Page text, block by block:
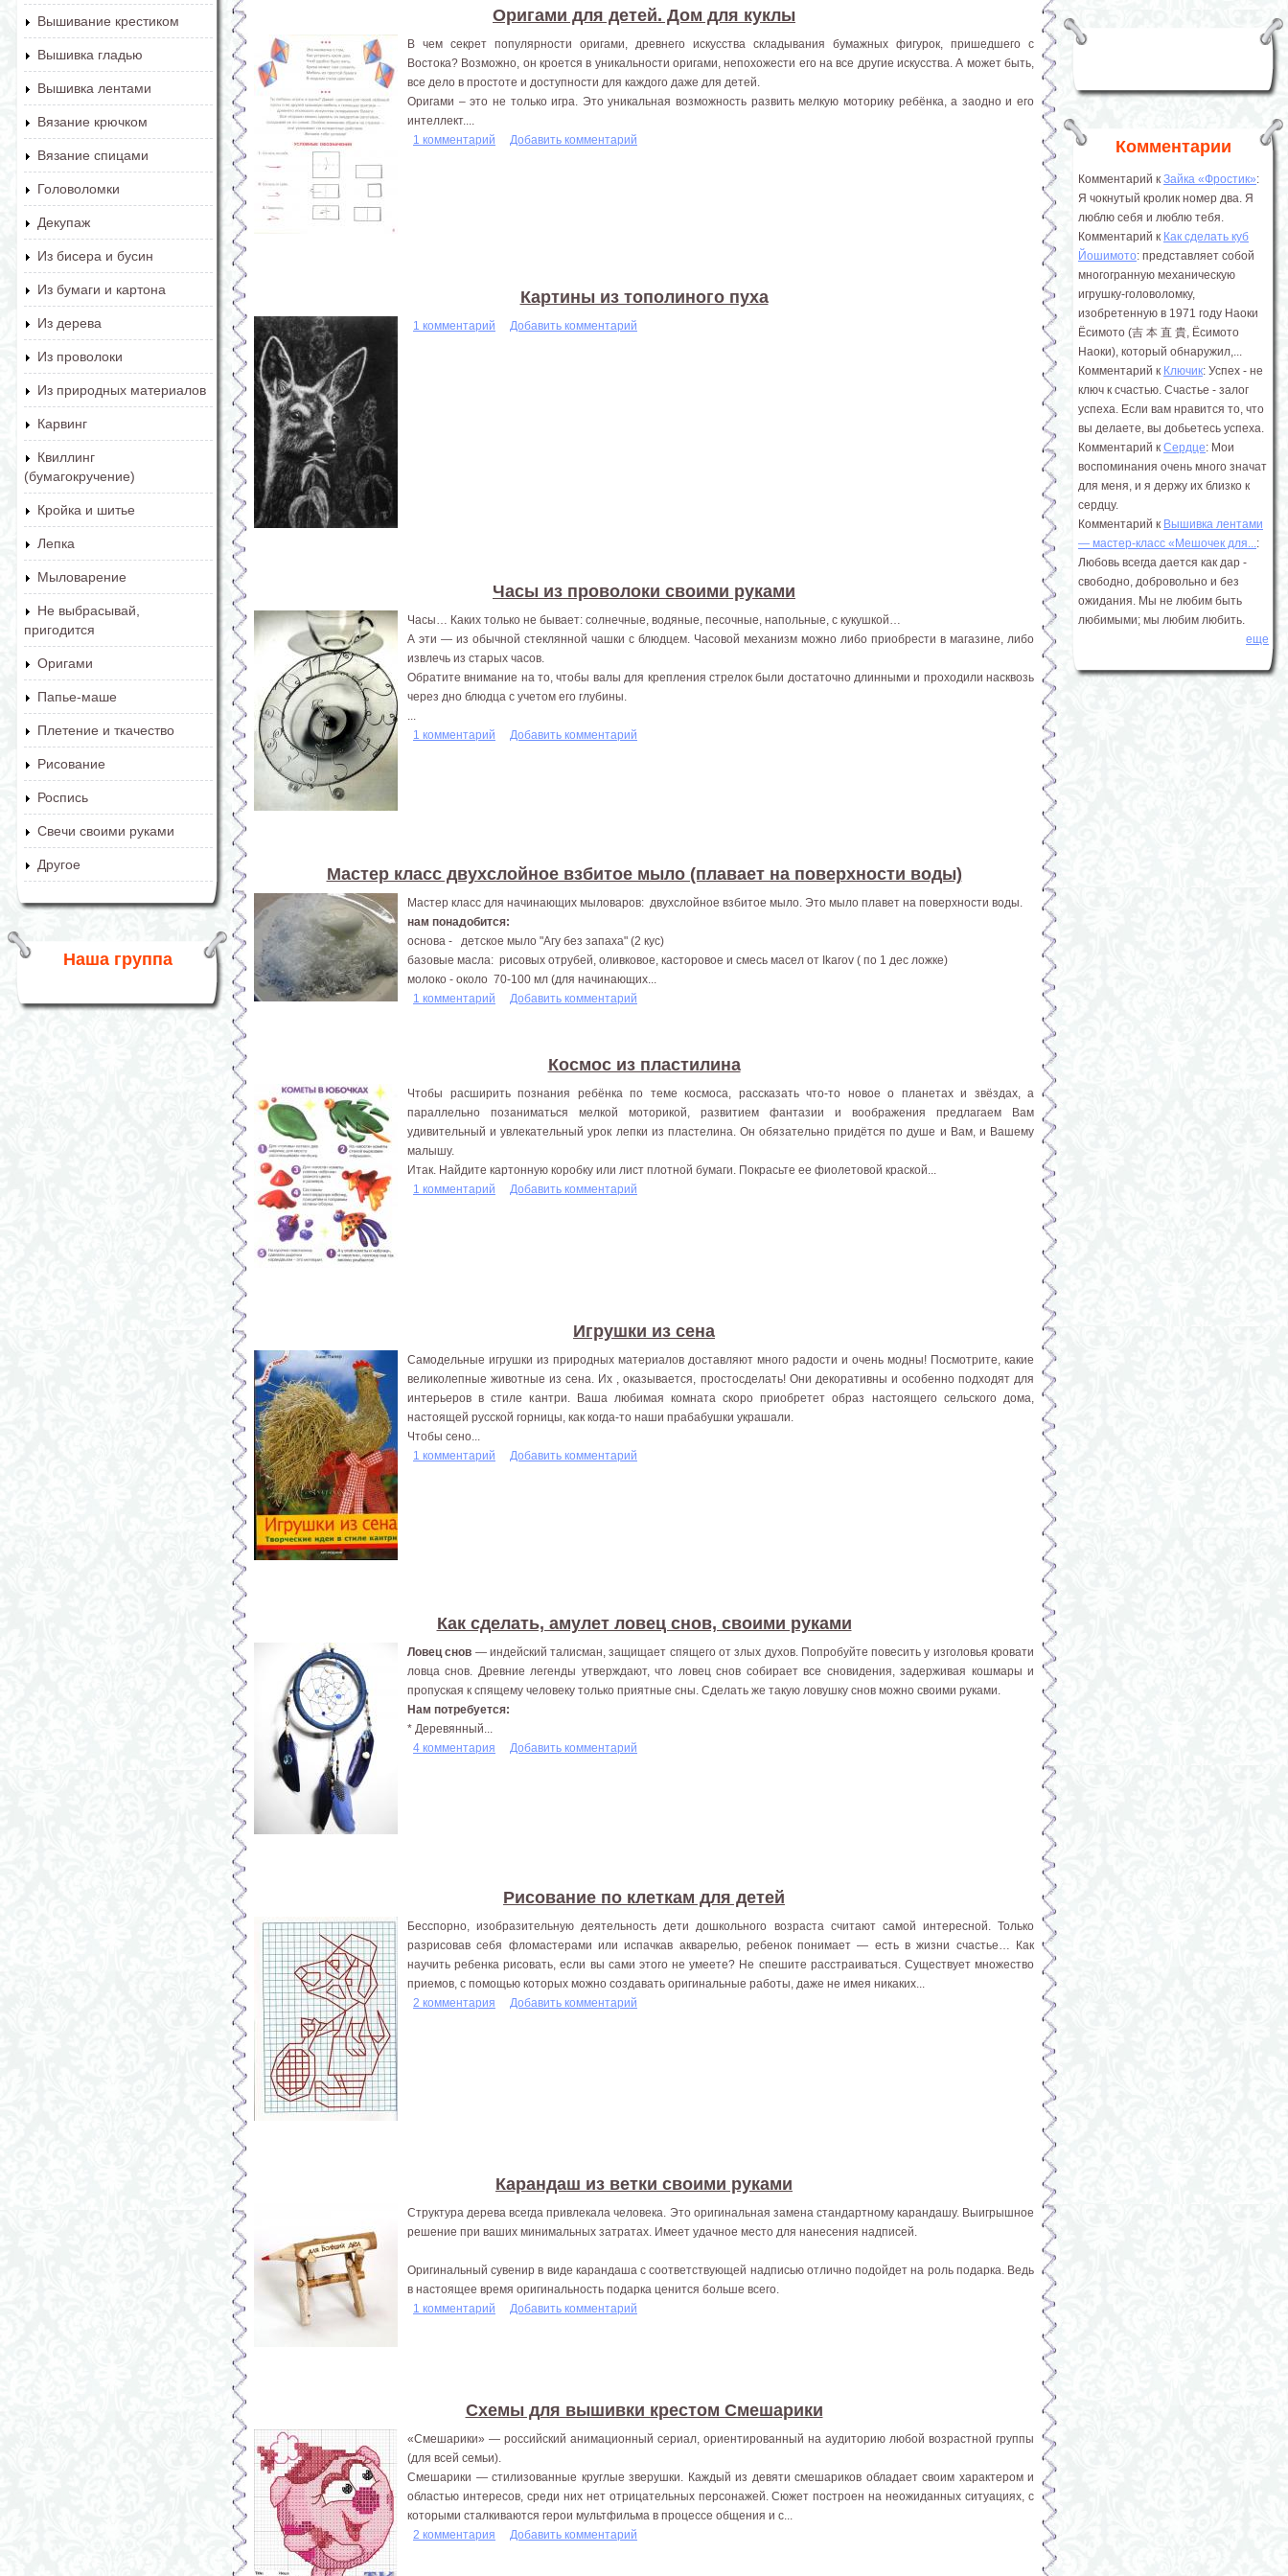
Вышивание крестиком
Вышивка гладью
Вышивка лентами
Вязание крючком
Вязание спицами
Головоломки
Декупаж
Из бисера и бусин
Из бумаги и картона
Из дерева
Из проволоки
Из природных материалов
Карвинг
Квиллинг
(бумагокручение)
Кройка и шитье
Лепка
Мыловарение
Не выбрасывай,
пригодится
Оригами
Папье-маше
Плетение и ткачество
Рисование
Роспись
Свечи своими руками
Другое
Наша группа
Оригами для детей. Дом для куклы
В чем секрет популярности оригами, древнего искусства складывания бумажных фигурок, пришедшего с
Востока? Возможно, он кроется в уникальности оригами, непохожести его на все другие искусства. А может быть,
все дело в простоте и доступности для каждого даже для детей.
Оригами – это не только игра. Это уникальная возможность развить мелкую моторику ребёнка, а заодно и его
интеллект....
1 комментарий
Добавить комментарий
Картины из тополиного пуха
1 комментарий Добавить комментарий
Часы из проволоки своими руками
Часы… Каких только не бывает: солнечные, водяные, песочные, напольные, с кукушкой…
А эти — из обычной стеклянной чашки с блюдцем. Часовой механизм можно либо приобрести в магазине, либо
извлечь из старых часов.
Обратите внимание на то, чтобы валы для крепления стрелок были достаточно длинными и проходили насквозь
через дно блюдца с учетом его глубины.
1 комментарий
Добавить комментарий
Мастер класс двухслойное взбитое мыло (плавает на поверхности воды)
Мастер класс для начинающих мыловаров: двухслойное взбитое мыло. Это мыло плавет на поверхности воды.
нам понадобится:
основа - детское мыло "Агу без запаха" (2 кус)
базовые масла: рисовых отрубей, оливковое, касторовое и смесь масел от Ikarov ( по 1 дес ложке)
молоко - около 70-100 мл (для начинающих...
1 комментарий
Добавить комментарий
Космос из пластилина
Чтобы расширить познания ребёнка по теме космоса, рассказать что-то новое о планетах и звёздах, а
параллельно позаниматься мелкой моторикой, развитием фантазии и воображения предлагаем Вам
удивительный и увлекательный урок лепки из пластелина. Он обязательно придётся по душе и Вам, и Вашему
малышу.
Итак. Найдите картонную коробку или лист плотной бумаги. Покрасьте ее фиолетовой краской...
1 комментарий
Добавить комментарий
Игрушки из сена
Самодельные игрушки из природных материалов доставляют много радости и очень модны! Посмотрите, какие
великолепные животные из сена. Их , оказывается, простосделать! Они декоративны и особенно подходят для
интерьеров в стиле кантри. Ваша любимая комната скоро приобретет образ настоящего сельского дома,
настоящей русской горницы, как когда-то наши прабабушки украшали.
Чтобы сено...
1 комментарий
Добавить комментарий
Как сделать, амулет ловец снов, своими руками
Ловец снов — индейский талисман, защищает спящего от злых духов. Попробуйте повесить у изголовья кровати
ловца снов. Древние легенды утверждают, что ловец снов собирает все сновидения, задерживая кошмары и
пропуская к спящему человеку только приятные сны. Сделать же такую ловушку снов можно своими руками.
Нам потребуется:
* Деревянный...
4 комментария
Добавить комментарий
Рисование по клеткам для детей
Бесспорно, изобразительную деятельность дети дошкольного возраста считают самой интересной. Только
разрисовав себя фломастерами или испачкав акварелью, ребенок понимает — есть в жизни счастье… Как
научить ребенка рисовать, если вы сами этого не умеете? Не спешите расстраиваться. Существует множество
приемов, с помощью которых можно создавать оригинальные работы, даже не имея никаких...
2 комментария
Добавить комментарий
Карандаш из ветки своими руками
Структура дерева всегда привлекала человека. Это оригинальная замена стандартному карандашу. Выигрышное
решение при ваших минимальных затратах. Имеет удачное место для нанесения надписей.
Оригинальный сувенир в виде карандаша с соответствующей надписью отлично подойдет на роль подарка. Ведь
в настоящее время оригинальность подарка ценится больше всего.
1 комментарий
Добавить комментарий
Схемы для вышивки крестом Смешарики
«Смешарики» — российский анимационный сериал, ориентированный на аудиторию любой возрастной группы
(для всей семьи).
Смешарики — стилизованные круглые зверушки. Каждый из девяти смешариков обладает своим характером и
областью интересов, среди них нет отрицательных персонажей. Сюжет построен на неожиданных ситуациях, с
которыми сталкиваются герои мультфильма в процессе общения и с...
2 комментария
Добавить комментарий
Комментарии
Комментарий к Зайка «Фростик»:
Я чокнутый кролик номер два. Я
люблю себя и люблю тебя.
Комментарий к Как сделать куб
Йошимото: представляет собой
многогранную механическую
игрушку-головоломку,
изобретенную в 1971 году Наоки
Ёсимото (吉 本 直 貴, Ёсимото
Наоки), который обнаружил,...
Комментарий к Ключик: Успех - не
ключ к счастью. Счастье - залог
успеха. Если вам нравится то, что
вы делаете, вы добьетесь успеха.
Комментарий к Сердце: Мои
воспоминания очень много значат
для меня, и я держу их близко к
сердцу.
Комментарий к Вышивка лентами
― мастер-класс «Мешочек для...:
Любовь всегда дается как дар -
свободно, добровольно и без
ожидания. Мы не любим быть
любимыми; мы любим любить.
еще